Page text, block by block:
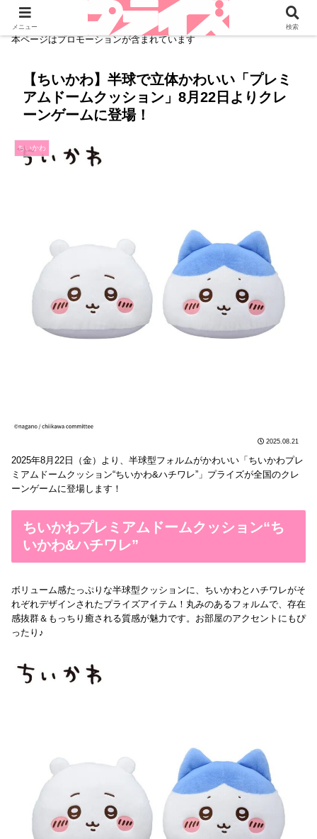
本ページはプロモーションが含まれています
【ちいかわ】半球で立体かわいい「プレミ
アムドームクッション」8月22日よりクレ
ーンゲームに登場！
ちいかわ
2025.08.21
2025年8月22日（金）より、半球型フォルムがかわいい「ちいかわプレ
ミアムドームクッション“ちいかわ&ハチワレ”」プライズが全国のクレ
ーンゲームに登場します！
ちいかわプレミアムドームクッション“ち
いかわ&ハチワレ”
ボリューム感たっぷりな半球型クッションに、ちいかわとハチワレがそ
れぞれデザインされたプライズアイテム！丸みのあるフォルムで、存在
感抜群＆もっちり癒される質感が魅力です。お部屋のアクセントにもぴ
ったり♪
メニュー 検索